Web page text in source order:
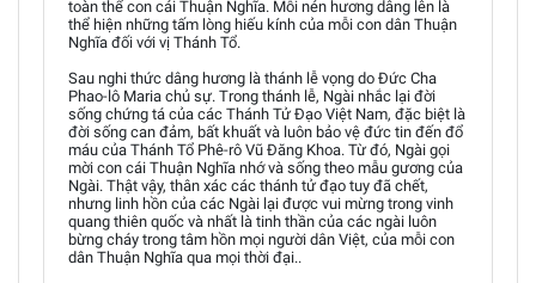
toàn thể con cái Thuận Nghĩa. Mỗi nén hương dâng lên là
thể hiện những tấm lòng hiếu kính của mỗi con dân Thuận
Nghĩa đối với vị Thánh Tổ.
Sau nghi thức dâng hương là thánh lễ vọng do Đức Cha
Phao-lô Maria chủ sự. Trong thánh lễ, Ngài nhắc lại đời
sống chứng tá của các Thánh Tử Đạo Việt Nam, đặc biệt là
đời sống can đảm, bất khuất và luôn bảo vệ đức tin đến đổ
máu của Thánh Tổ Phê-rô Vũ Đăng Khoa. Từ đó, Ngài gọi
mời con cái Thuận Nghĩa nhớ và sống theo mẫu gương của
Ngài. Thật vậy, thân xác các thánh tử đạo tuy đã chết,
nhưng linh hồn của các Ngài lại được vui mừng trong vinh
quang thiên quốc và nhất là tinh thần của các ngài luôn
bừng cháy trong tâm hồn mọi người dân Việt, của mỗi con
dân Thuận Nghĩa qua mọi thời đại..